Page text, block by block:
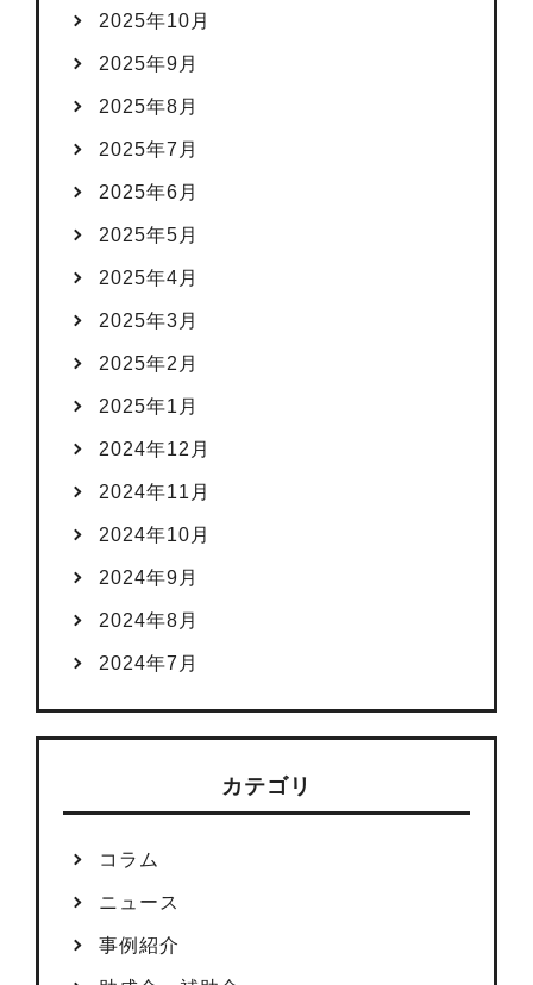
2025年10月
2025年9月
2025年8月
2025年7月
2025年6月
2025年5月
2025年4月
2025年3月
2025年2月
2025年1月
2024年12月
2024年11月
2024年10月
2024年9月
2024年8月
2024年7月
カテゴリ
コラム
ニュース
事例紹介